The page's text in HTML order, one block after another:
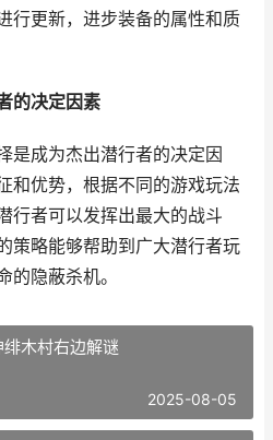
行更新，进步装备的属性和质
的决定因素
是成为杰出潜行者的决定因
和优势，根据不同的游戏玩法
行者可以发挥出最大的战斗
策略能够帮助到广大潜行者玩
的隐蔽杀机。
木村右边解谜
2025-08-05